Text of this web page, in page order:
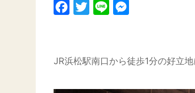
Facebook
Twitter
Line
JR浜松駅南口から徒歩1分の好立